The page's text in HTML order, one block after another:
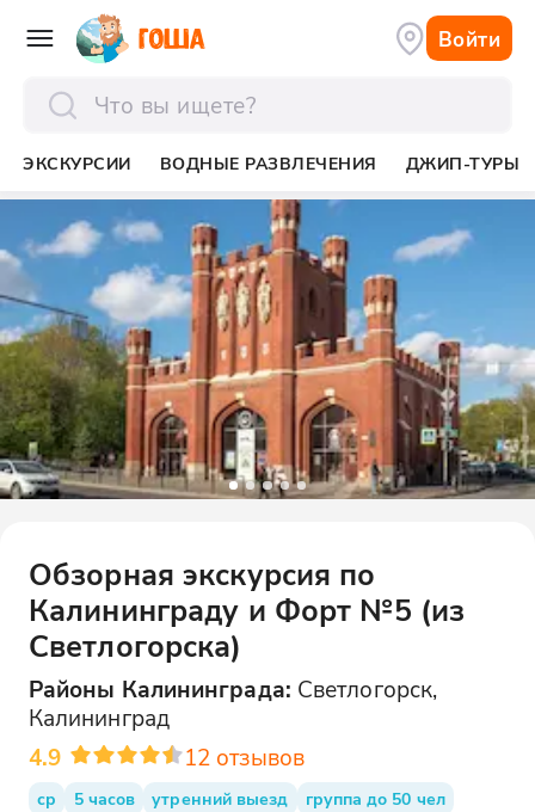
Войти
ЭКСКУРСИИ ВОДНЫЕ РАЗВЛЕЧЕНИЯ ДЖИП-ТУРЫ
Обзорная экскурсия по
Калининграду и Форт №5 (из
Светлогорска)
Районы Калининграда: Светлогорск,
Калининград
4.9
12 отзывов
ср 5 часов утренний выезд
группа до 50 чел